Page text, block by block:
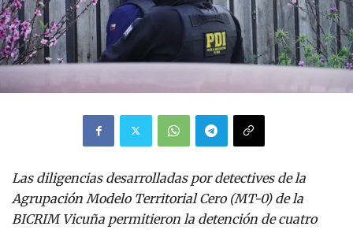
Las diligencias desarrolladas por detectives de la
Agrupación Modelo Territorial Cero (MT-0) de la
BICRIM Vicuña permitieron la detención de cuatro